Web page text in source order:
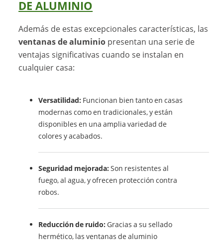
DE ALUMINIO
Además de estas excepcionales características, las
ventanas de aluminio presentan una serie de
ventajas significativas cuando se instalan en
cualquier casa:
Versatilidad: Funcionan bien tanto en casas
modernas como en tradicionales, y están
disponibles en una amplia variedad de
colores y acabados.
Seguridad mejorada: Son resistentes al
fuego, al agua, y ofrecen protección contra
robos.
Reducción de ruido: Gracias a su sellado
hermético, las ventanas de aluminio